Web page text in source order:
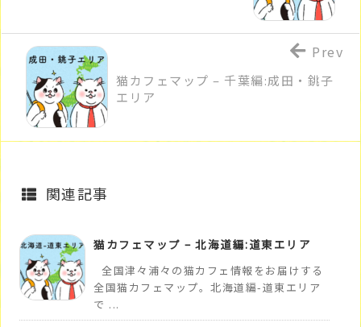
猫カフェマップ – 千葉編:成田・銚子
エリア
Prev
関連記事
猫カフェマップ – 北海道編:道東エリア
全国津々浦々の猫カフェ情報をお届けする
全国猫カフェマップ。北海道編-道東エリア
で ...